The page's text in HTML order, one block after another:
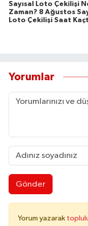
Sayısal Loto Çekilişi
Zaman? 8 Ağustos
Loto Çekilişi Saat
Yorumlar
Gönder
Yorum yazarak